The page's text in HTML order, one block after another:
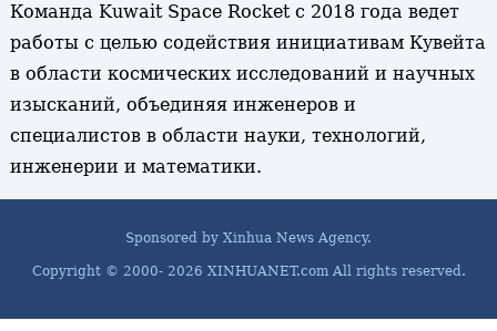
Команда Kuwait Space Rocket с 2018 года ведет
работы с целью содействия инициативам Кувейта
в области космических исследований и научных
изысканий, объединяя инженеров и
специалистов в области науки, технологий,
инженерии и математики.
Sponsored by Xinhua News Agency.
Copyright © 2000- 2026 XINHUANET.com All rights reserved.